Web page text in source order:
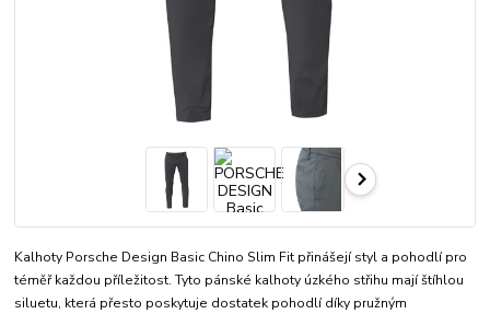
Kalhoty Porsche Design Basic Chino Slim Fit přinášejí styl a pohodlí pro
téměř každou příležitost. Tyto pánské kalhoty úzkého střihu mají štíhlou
siluetu, která přesto poskytuje dostatek pohodlí díky pružným